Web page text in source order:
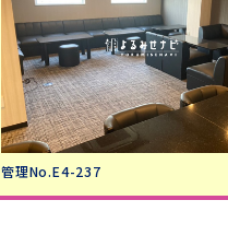
管理No.E4-237